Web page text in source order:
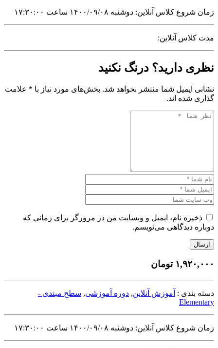
زمان شروع کلاس آنلاین: دوشنبه ۱۴۰۰/۰۹/۰۸ ساعت ۱۷:۳۰:۰۰
مدت کلاس آنلاین:
نظری دارید؟ درنگ نکنید
نشانی ایمیل شما منتشر نخواهد شد. بخش‌های مورد نیاز با * علامت
گذاری شده اند.
ذخیره نام، ایمیل و وبسایت من در مرورگر برای زمانی که
دوباره دیدگاهی می‌نویسم.
ارسال
۱,۹۲۰,۰۰۰ تومان
دسته بندی : آموزش آنلاین, دوره آموزشی, سطح مبتدی -
Elementary
زمان شروع کلاس آنلاین: دوشنبه ۱۴۰۰/۰۹/۰۸ ساعت ۱۷:۳۰:۰۰